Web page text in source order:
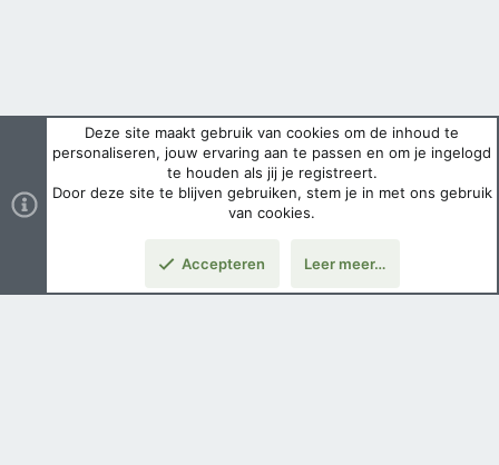
Deze site maakt gebruik van cookies om de inhoud te
personaliseren, jouw ervaring aan te passen en om je ingelogd
te houden als jij je registreert.
Door deze site te blijven gebruiken, stem je in met ons gebruik
van cookies.
Accepteren Leer meer…